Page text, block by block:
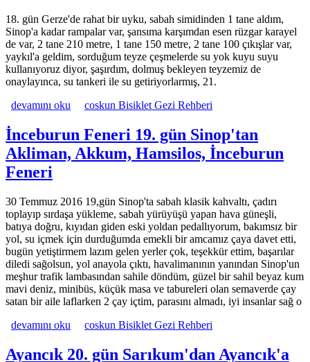
18. gün Gerze'de rahat bir uyku, sabah simidinden 1 tane aldım,
Sinop'a kadar rampalar var, şansıma karşımdan esen rüzgar karayel
de var, 2 tane 210 metre, 1 tane 150 metre, 2 tane 100 çıkışlar var,
yaykıl'a geldim, sorduğum teyze çeşmelerde su yok kuyu suyu
kullanıyoruz diyor, şaşırdım, dolmuş bekleyen teyzemiz de
onaylayınca, su tankeri ile su getiriyorlarmış, 21.
Sinop 18. gün Gerze'den Sinop'a hakkında
devamını oku coskun Bisiklet Gezi Rehberi
İnceburun Feneri 19. gün Sinop'tan
Akliman, Akkum, Hamsilos, İnceburun
Feneri
30 Temmuz 2016 19,gün Sinop'ta sabah klasik kahvaltı, çadırı
toplayıp sırdaşa yükleme, sabah yürüyüşü yapan hava güneşli,
batıya doğru, kıyıdan giden eski yoldan pedallıyorum, bakımsız bir
yol, su içmek için durduğumda emekli bir amcamız çaya davet etti,
bugün yetiştirmem lazım gelen yerler çok, teşekkür ettim, başarılar
diledi sağolsun, yol anayola çıktı, havalimanının yanından Sinop'un
meşhur trafik lambasından sahile döndüm, güzel bir sahil beyaz kum
mavi deniz, minibüs, küçük masa ve tabureleri olan semaverde çay
satan bir aile laflarken 2 çay içtim, parasını almadı, iyi insanlar sağ o
İnceburun Feneri 19. gün Sinop'tan Akliman, Akkum, Hamsilos,
devamını oku coskun Bisiklet Gezi Rehberi
Ayancık 20. gün Sarıkum'dan Ayancık'a